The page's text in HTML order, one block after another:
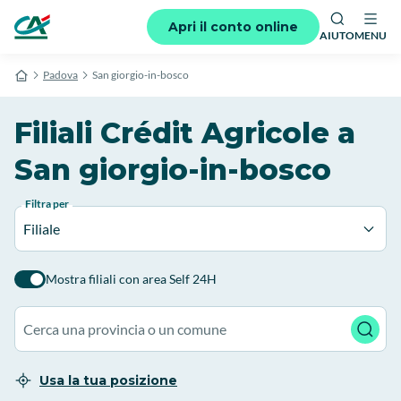
Apri il conto online
AIUTOMENU
Padova San giorgio-in-bosco
Filiali Crédit Agricole a
San giorgio-in-bosco
Filtra per
Filiale
Mostra filiali con area Self 24H
Usa la tua posizione